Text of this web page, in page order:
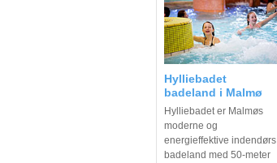
Hylliebadet
badeland i Malmø
Hylliebadet er Malmøs
moderne og
energieffektive indendørs
badeland med 50-meter